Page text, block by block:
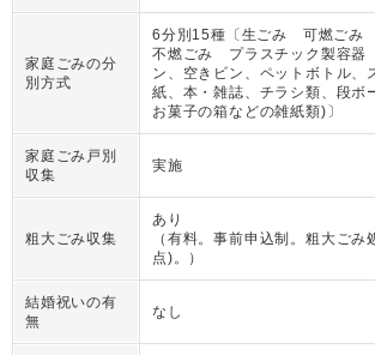
家庭ごみの分
別方式
6分別15種〔生ごみ 可燃ご
不燃ごみ プラスチック製容器
ン、空きビン、ペットボトル、
紙、本・雑誌、チラシ類、段ボ
お菓子の箱などの雑紙類)〕
家庭ごみ戸別
収集
実施
粗大ごみ収集
あり
（ 有料。事前申込制。粗大ごみ
点)。
）
結婚祝いの有
無
なし